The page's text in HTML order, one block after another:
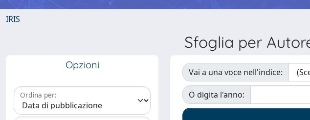
IRIS
Sfoglia per
Opzioni
Ordina per:
Vai a una voce nell'indice:
O digita l'anno: